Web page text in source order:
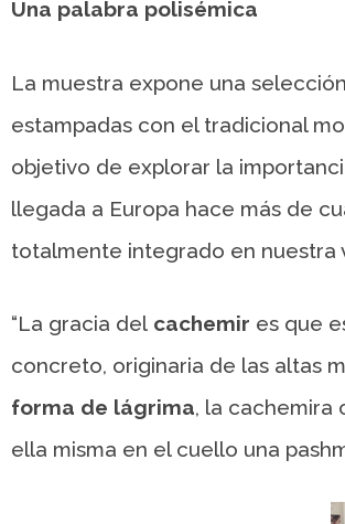
Una palabra polisémica
La muestra expone una
estampadas con el tradicional
objetivo de explorar la
llegada a Europa hace más de
totalmente integrado en nuestra
“La gracia del cachemir es que
concreto, originaria de las altas
forma de lágrima, la cachemira
ella misma en el cuello una